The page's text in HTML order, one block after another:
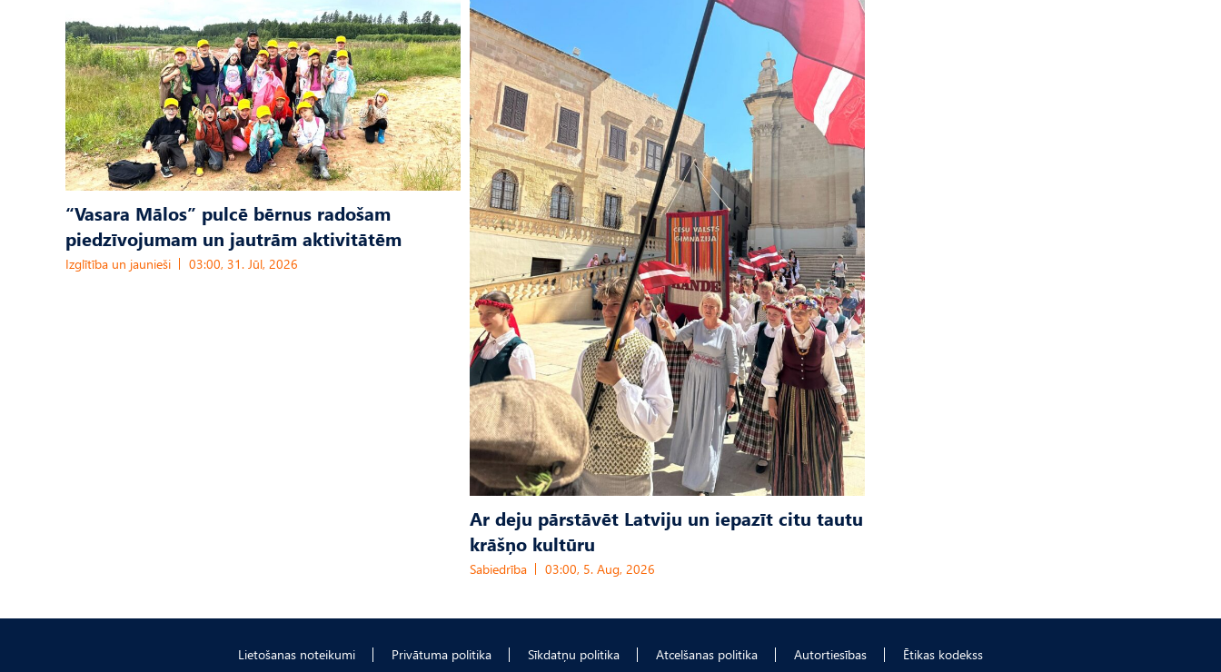
“Vasara Mālos” pulcē bērnus radošam
piedzīvojumam un jautrām aktivitātēm
Izglītība un jaunieši 03:00, 31. Jūl, 2026
Ar deju pārstāvēt Latviju un iepazīt citu tautu
krāšņo kultūru
Sabiedrība 03:00, 5. Aug, 2026
Lietošanas noteikumi Privātuma politika Sīkdatņu politika Atcelšanas politika Autortiesības Ētikas kodekss